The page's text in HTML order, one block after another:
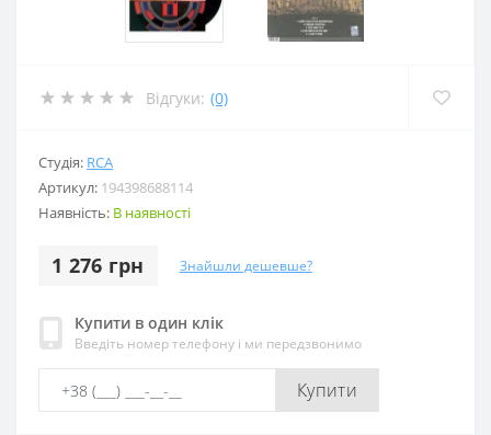
Відгуки: (0)
Студія: RCA
Артикул: 194398688114
Наявність: В наявності
1 276 грн Знайшли дешевше?
Купити в один клік
Введіть номер телефону і ми передзвонимо
Купити